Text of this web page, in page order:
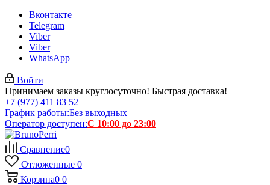
Вконтакте
Telegram
Viber
Viber
WhatsApp
Войти
Принимаем заказы круглосуточно! Быстрая доставка!
+7 (977) 411 83 52
График работы:Без выходных
Оператор доступен:С 10:00 до 23:00
Сравнение0
Отложенные 0
Корзина0 0